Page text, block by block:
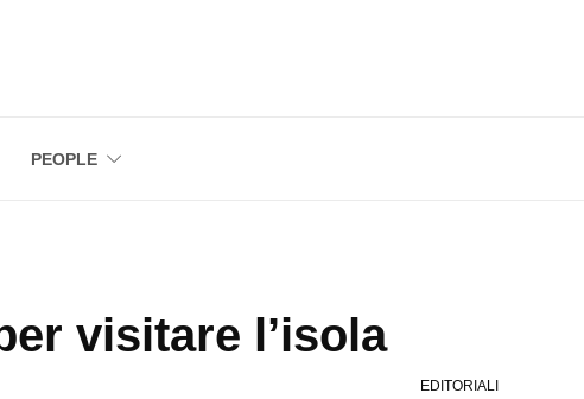
PEOPLE
visitare l’isola
EDITORIALI